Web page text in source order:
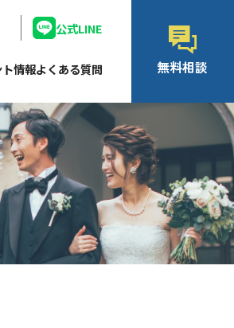
公式LINE
情報よくある質問 無料相談